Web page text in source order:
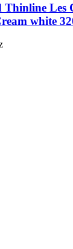
Thinline Les
white